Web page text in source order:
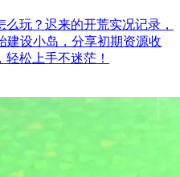
么玩？迟来的开荒实况记录，
建设小岛，分享初期资源收
松上手不迷茫！